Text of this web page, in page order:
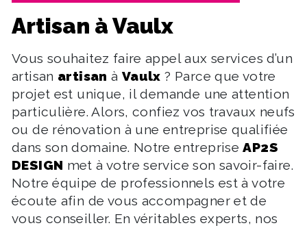
artisan à Vaulx
Vous souhaitez faire appel aux services d’un
artisan artisan à Vaulx ? Parce que votre
projet est unique, il demande une attention
particulière. Alors, confiez vos travaux neufs
ou de rénovation à une entreprise qualifiée
dans son domaine. Notre entrepriseAP2S
DESIGN met à votre service son savoir-faire.
Notre équipe de professionnels est à votre
écoute afin de vous accompagner et de
vous conseiller. En véritables experts, nos